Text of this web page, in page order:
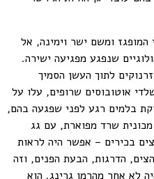
ומשם ישר וימינה, אל
שנפגע מפגיעה ישירה.
לתוך העשן הסמיך
אוטובוסים שרופים, עלו על
בלמים רגע לפני שפגעה בהם,
מכונית שרד מפוארת, עם גג
בכירים – אפשר היה לראות
הדרגות, הבעת הפנים, וזה
לא אחר מהרמן גרינג. הוא